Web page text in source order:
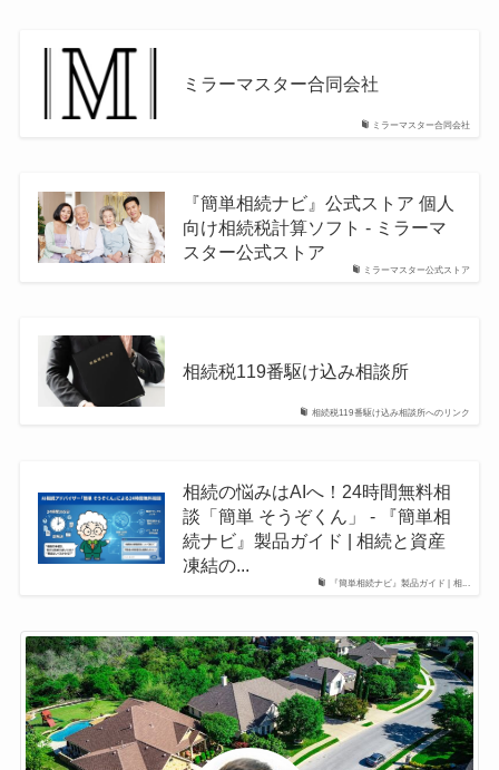
ミラーマスター合同会社
ミラーマスター合同会社
ミラーマスター公式ストア
『簡単相続ナビ』公式ストア 個人
向け相続税計算ソフト - ミラーマ
スター公式ストア
相続税119番駆け込み相談所へのリンク
相続税119番駆け込み相談所
『簡単相続ナビ』製品ガイド | 相...
相続の悩みはAIへ！24時間無料相
談「簡単 そうぞくん」 - 『簡単相
続ナビ』製品ガイド | 相続と資産
凍結の...